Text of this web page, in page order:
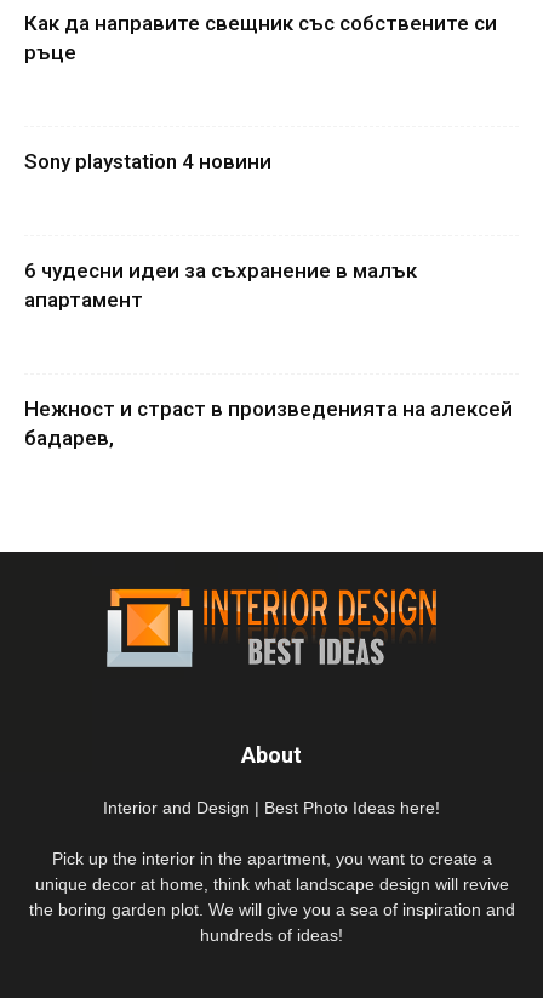
Как да направите свещник със собствените си
ръце
Sony playstation 4 новини
6 чудесни идеи за съхранение в малък
апартамент
Нежност и страст в произведенията на алексей
бадарев,
About
Interior and Design | Best Photo Ideas here!
Pick up the interior in the apartment, you want to create a
unique decor at home, think what landscape design will revive
the boring garden plot. We will give you a sea of inspiration and
hundreds of ideas!